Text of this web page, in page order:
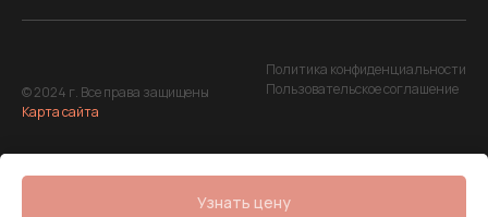
Узнать цену
© 2024 г. Все права защищены
Карта сайта
Политика конфиденциальности
Пользовательское соглашение
г. Нижний Новгород, ул.